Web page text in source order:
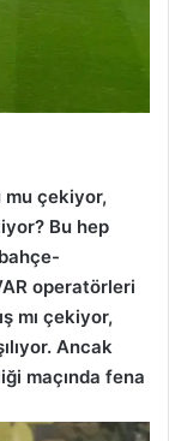
çekiyor,
Bu hep
operatörleri
mı çekiyor,
Ancak
maçında fena